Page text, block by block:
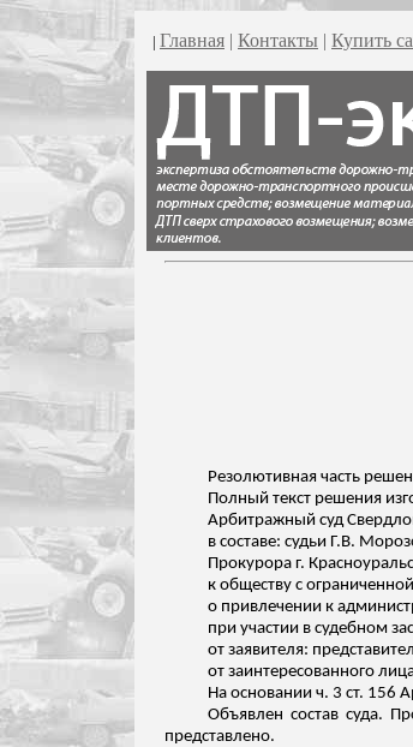
| Главная | Контакты | Купить
Резолютивная часть
Полный текст решения
Арбитражный суд
в составе: судьи Г.В.
Прокурора г.
к обществу с
о привлечении к
при участии в судебном
от заявителя:
от заинтересованного
На основании ч. 3 ст. 156
Объявлен состав суда.
представлено.